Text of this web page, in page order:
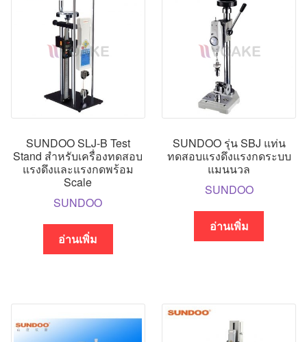
SUNDOO SLJ-B Test
Stand สำหรับเครื่องทดสอบ
แรงดึงและแรงกดพร้อม
Scale
SUNDOO
อ่านเพิ่ม
SUNDOO รุ่น SBJ แท่น
ทดสอบแรงดึงแรงกดระบบ
แมนนวล
SUNDOO
อ่านเพิ่ม